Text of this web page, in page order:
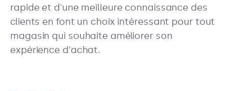
rapide et d'une meilleure connaissance des
clients en font un choix intéressant pour tout
magasin qui souhaite améliorer son
expérience d'achat.